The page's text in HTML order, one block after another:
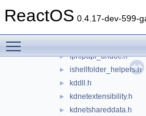
ReactOS 0.4.17-dev-599-
imetable.h
► iphlpapi_undoc.h
► ishellfolder_helpers.h
► kddll.h
► kdnetextensibility.h
► kdnetshareddata.h